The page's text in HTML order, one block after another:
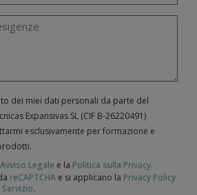
dei miei dati personali da parte del
Expansivas SL (CIF B-­26220491)
esclusivamente per formazione e
Avviso Legale e la Politica sulla Privacy.
reCAPTCHA e si applicano la Privacy Policy
.